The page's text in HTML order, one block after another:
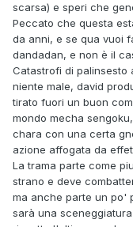
scarsa) e speri che
Peccato che questa
da anni, e se qua vuoi
dandadan, e non è il
Catastrofi di palinsesto
niente male, david
tirato fuori un buon
mondo mecha
chara con una certa
azione affogata da
La trama parte come
strano e deve
ma anche parte un po'
sarà una